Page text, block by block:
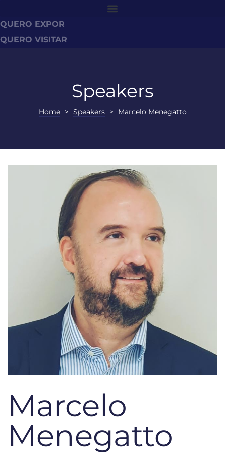
QUERO EXPOR
QUERO VISITAR
Speakers
Home > Speakers > Marcelo Menegatto
Marcelo
Menegatto